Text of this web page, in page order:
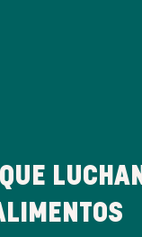
LUCHAN